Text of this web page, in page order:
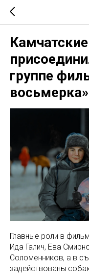
группе
восьмерка»
Главные роли в
Ида Галич, Ева
Соломенников, а в
задействованы